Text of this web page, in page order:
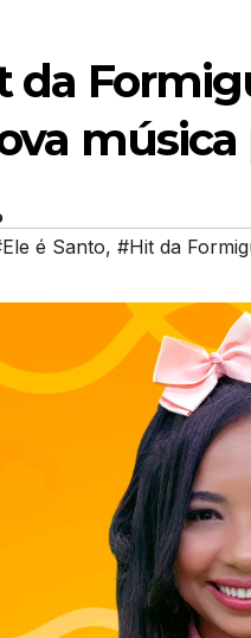
da
é Santo, #Hit da